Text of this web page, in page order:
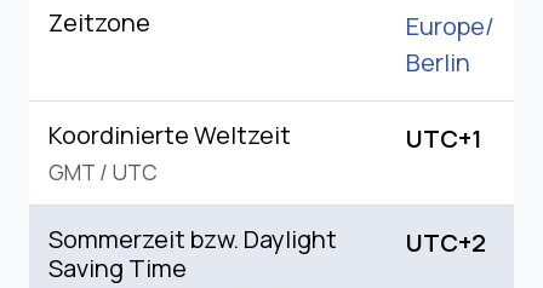
Zeitzone
Europe/
Berlin
Koordinierte Weltzeit
GMT / UTC
UTC+1
Sommerzeit bzw. Daylight
Saving Time
UTC+2